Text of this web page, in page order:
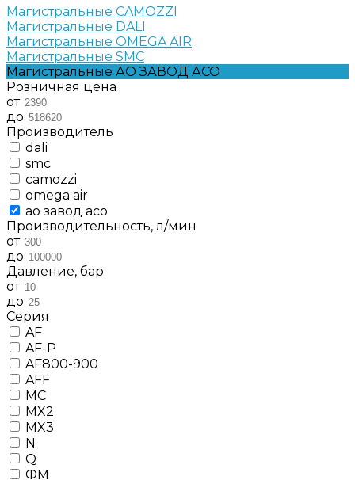
Магистральные CAMOZZI
Магистральные DALI
Магистральные OMEGA AIR
Магистральные SMC
Магистральные АО ЗАВОД АСО
Розничная цена
от
до
Производитель
dali
smc
camozzi
omega air
ао завод асо
Производительность, л/мин
от
до
Давление, бар
от
до
Серия
AF
AF-P
AF800-900
AFF
MC
MX2
MX3
N
Q
ФМ